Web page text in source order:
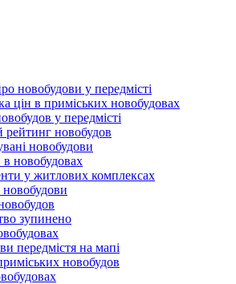
новобудови у передмісті
цін в приміських новобудовах
у передмісті
новобудов
новобудови
новобудовах
у житлових комплексах
новобудови
зупинено
передмістя на мапі
новобудов